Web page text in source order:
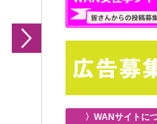
〉WANサイトに